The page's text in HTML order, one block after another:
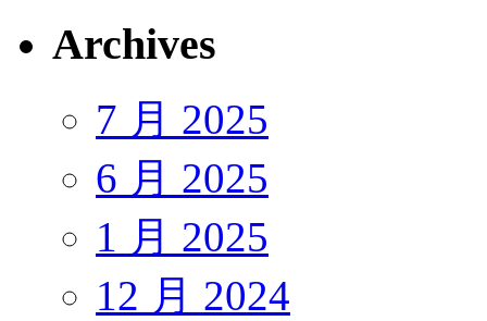
Archives
7 月 2025
6 月 2025
1 月 2025
12 月 2024